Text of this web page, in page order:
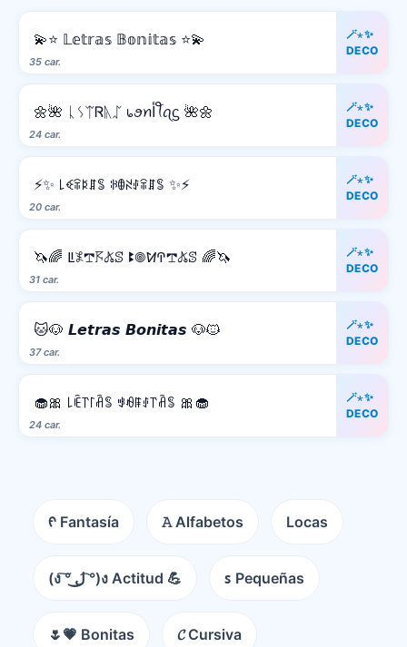
35 car.
💫⭐ 𝕃𝕖𝕥𝕣𝕒𝕤 𝔹𝕠𝕟𝕚𝕥𝕒𝕤 ⭐💫
🪄⋆✨
DECO
24 car.
🌼🌺 ᚳᛊᛠᏒᚣᛢ ᥇ꪮꪀﺃꪻꪖᦓ 🌺🌼
🪄⋆✨
DECO
20 car.
⚡✨ ꒒ꈼꋖꌅꁲꌚ ꋰꂦꋊꂑꋖꁲꌚ ✨⚡
🪄⋆✨
DECO
31 car.
🦄🌈 ꚳ𖤟𖢧𖦪𖤬ꕷ ꔪ𖣠ꛘꛈ𖢧𖤬ꕷ 🌈🦄
🪄⋆✨
DECO
37 car.
🐱🐶 𝙇𝙚𝙩𝙧𝙖𝙨 𝘽𝙤𝙣𝙞𝙩𝙖𝙨 🐶🐱
🪄⋆✨
DECO
24 car.
🧁🎀 ꒒ꍟ꓅꒓ꋫꌚ ꃃꆂꁹꂑ꓅ꋫꌚ 🎀🧁
🪄⋆✨
DECO
ᠻ Fantasía 𝙰 Alfabetos Locas
(ง ͠° ͟ل͜ ͡°)ง Actitud 💪 ꜱ Pequeñas
🌷💗 Bonitas 𝓒 Cursiva